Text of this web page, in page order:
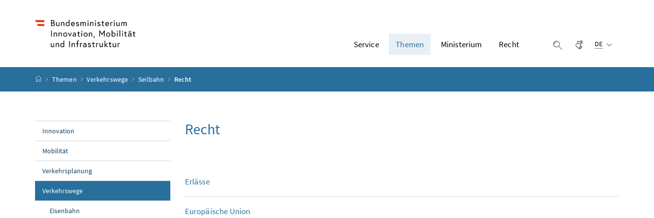
Service Themen Ministerium Recht Suche einblenden
Gebärdensprache
DE
Startseite
Themen Verkehrswege Seilbahn Recht
Innovation
Mobilität
Verkehrsplanung
Verkehrswege
Eisenbahn
Recht
Erlässe
Europäische Union